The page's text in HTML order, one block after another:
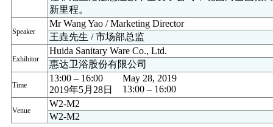
新里程。
Speaker
Mr Wang Yao / Marketing Director
王垚先生 / 市场部总监
Exhibitor
Huida Sanitary Ware Co., Ltd.
惠达卫浴股份有限公司
Time
13:00 – 16:00
May 28, 2019
2019年5月28日
13:00 – 16:00
Venue
W2-M2
W2-M2